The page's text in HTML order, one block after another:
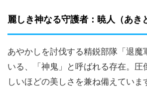
麗しき神なる守護者：暁人（あき
あやかしを討伐する精鋭部隊「退魔
いる、「神鬼」と呼ばれる存在。圧
しいほどの美しさを兼ね備えていま